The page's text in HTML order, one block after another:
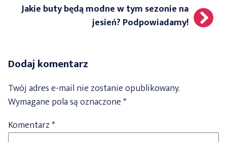
Jakie buty będą modne w tym sezonie na
jesień? Podpowiadamy!
Dodaj komentarz
Twój adres e-mail nie zostanie opublikowany.
Wymagane pola są oznaczone*
Komentarz*